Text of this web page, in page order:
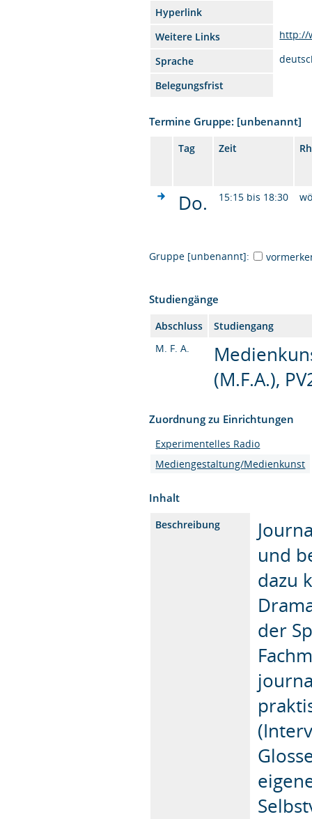
Hyperlink
Weitere Links
http://
Sprache
Belegungsfrist
Termine Gruppe: [unbenannt]
Tag Zeit
Do. 15:15 bis 18:30
Gruppe [unbenannt]:
Studiengänge
Abschluss
Studiengang
M. F. A.
(M.F.A.),
Zuordnung zu Einrichtungen
Experimentelles Radio
Mediengestaltung/Medienkunst
Inhalt
Beschreibung
und
dazu
der